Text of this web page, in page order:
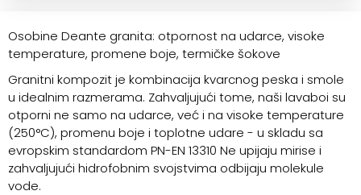
Osobine Deante granita: otpornost na udarce, visoke
temperature, promene boje, termičke šokove
Granitni kompozit je kombinacija kvarcnog peska i smole
u idealnim razmerama. Zahvaljujući tome, naši lavaboi su
otporni ne samo na udarce, već i na visoke temperature
(250°C), promenu boje i toplotne udare - u skladu sa
evropskim standardom PN-EN 13310 Ne upijaju mirise i
zahvaljujući hidrofobnim svojstvima odbijaju molekule
vode.